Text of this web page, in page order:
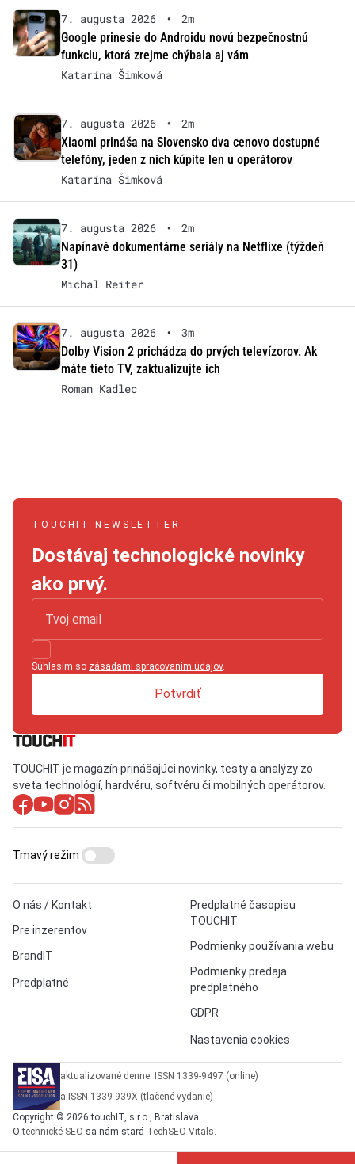
7. augusta 2026 •
2m
Google prinesie do Androidu novú bezpečnostnú
funkciu, ktorá zrejme chýbala aj vám
Katarína Šimková
7. augusta 2026 •
2m
Xiaomi prináša na Slovensko dva cenovo dostupné
telefóny, jeden z nich kúpite len u operátorov
Katarína Šimková
7. augusta 2026 •
2m
Napínavé dokumentárne seriály na Netflixe (týždeň
31)
Michal Reiter
7. augusta 2026 •
3m
Dolby Vision 2 prichádza do prvých televízorov. Ak
máte tieto TV, zaktualizujte ich
Roman Kadlec
TOUCHIT NEWSLETTER
Dostávaj technologické novinky
ako prvý.
Súhlasím so zásadami spracovaním údajov.
Potvrdiť
TOUCHIT je magazín prinášajúci novinky, testy a analýzy zo
sveta technológií, hardvéru, softvéru či mobilných operátorov.
O nás / Kontakt
Pre inzerentov
BrandIT
Predplatné
Predplatné časopisu
TOUCHIT
Podmienky používania webu
Podmienky predaja
predplatného
GDPR
Nastavenia cookies
Tmavý režim
aktualizované denne: ISSN 1339-9497 (online)
a ISSN 1339-939X (tlačené vydanie)
Copyright © 2026 touchIT, s.r.o., Bratislava.
Otechnické SEO sa nám stará TechSEO Vitals